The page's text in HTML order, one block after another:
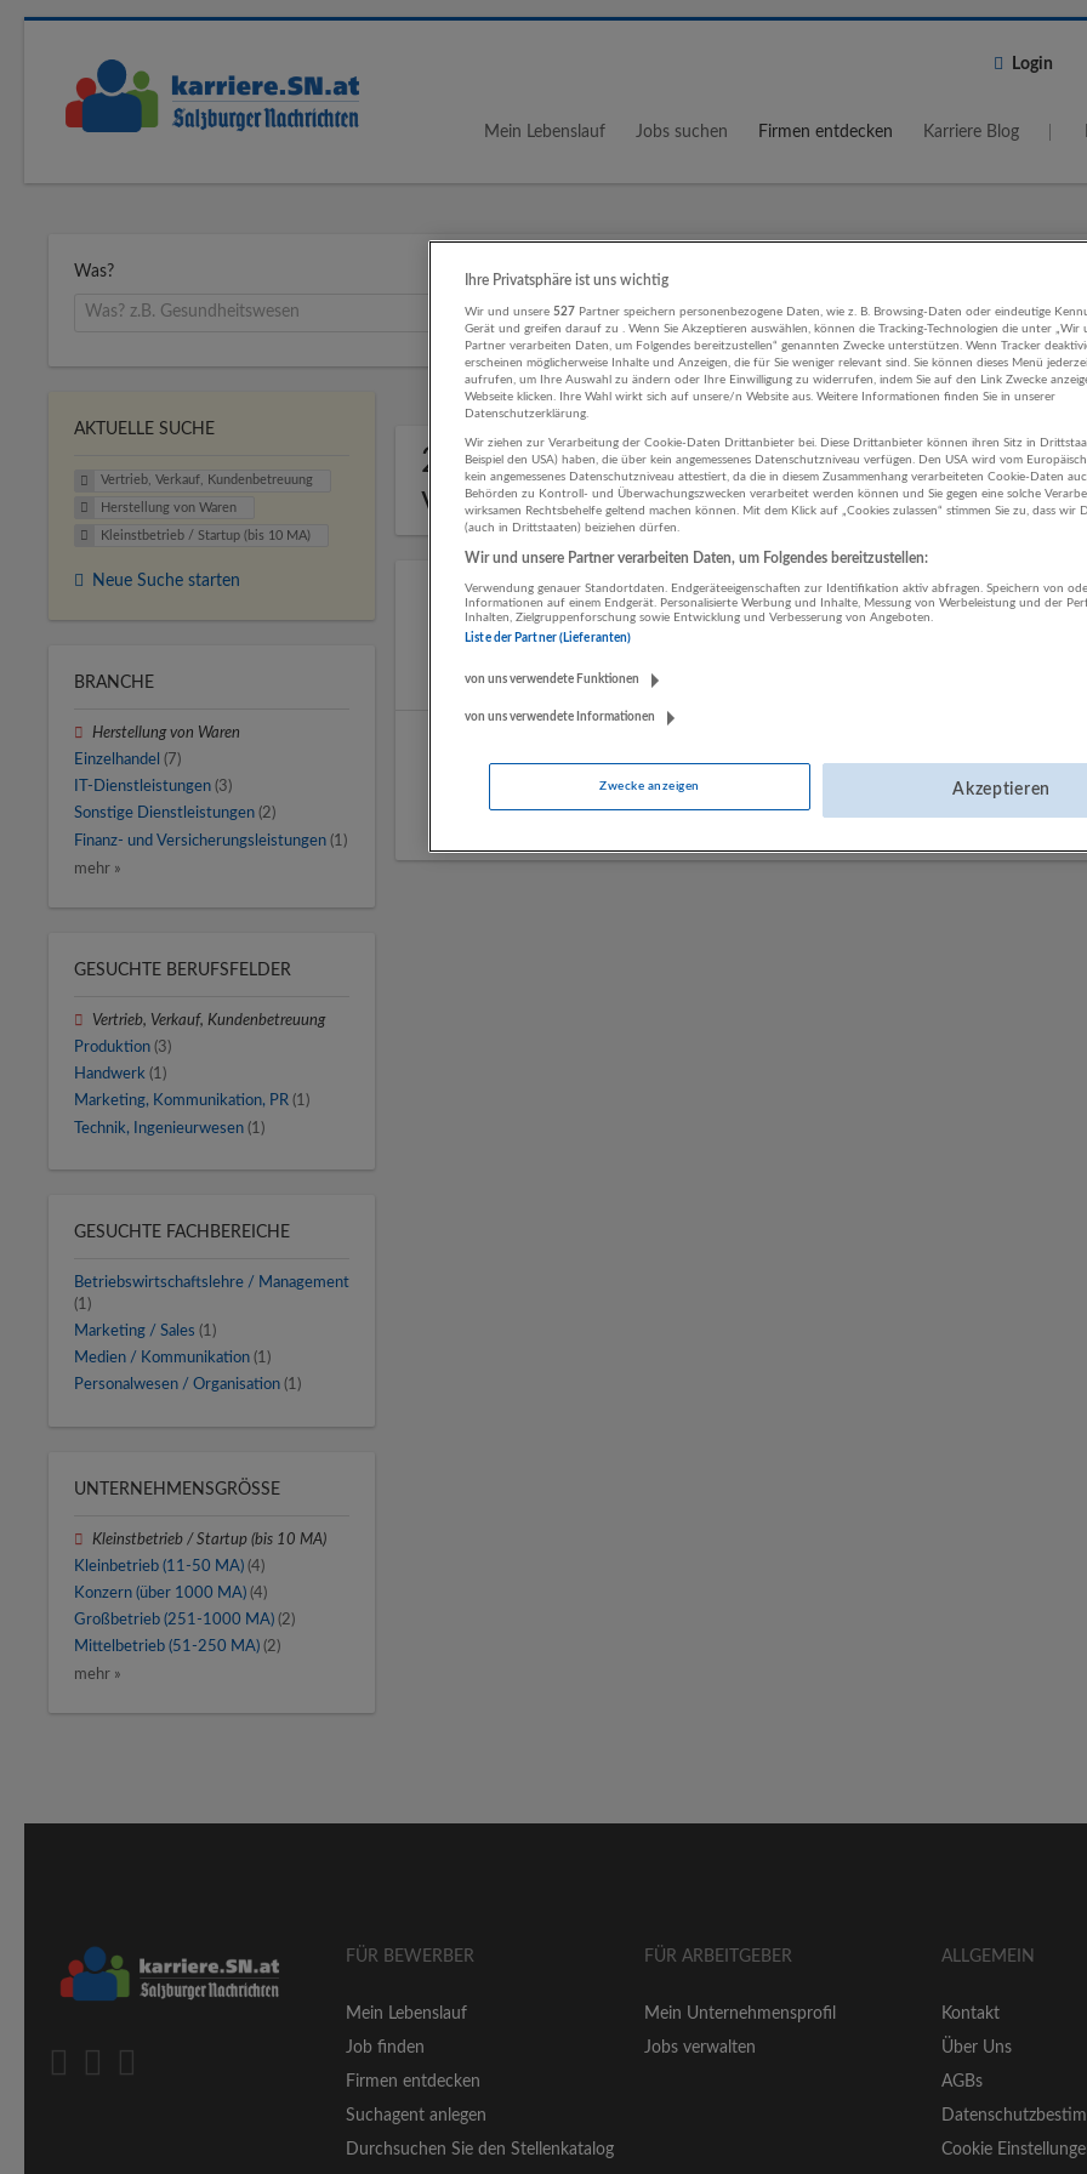
Login
Mein Lebenslauf Jobs suchen Firmen entdecken Karriere Blog
Was? Wo?
5 km
2 Vertrieb, Verkauf, Kundenbetreuung
von Waren Unternehmen
Looops GmbH
Elixhausen
Salzburg
Einzelhandel | Herstellung von Waren
AKTUELLE SUCHE
Vertrieb, Verkauf, Kundenbetreuung
Herstellung von Waren
Kleinstbetrieb / Startup (bis 10 MA)
Neue Suche starten
BRANCHE
Herstellung von Waren
Einzelhandel (7)
IT-Dienstleistungen (3)
Sonstige Dienstleistungen (2)
Finanz- und Versicherungsleistungen (1)
mehr »
GESUCHTE BERUFSFELDER
Vertrieb, Verkauf, Kundenbetreuung
Produktion (3)
Handwerk (1)
Marketing, Kommunikation, PR (1)
Technik, Ingenieurwesen (1)
GESUCHTE FACHBEREICHE
Betriebswirtschaftslehre / Management
(1)
Marketing / Sales (1)
Medien / Kommunikation (1)
Personalwesen / Organisation (1)
UNTERNEHMENSGRÖSSE
Kleinstbetrieb / Startup (bis 10 MA)
Kleinbetrieb (11-50 MA) (4)
Konzern (über 1000 MA) (4)
Großbetrieb (251-1000 MA) (2)
Mittelbetrieb (51-250 MA) (2)
mehr »
FÜR BEWERBER
Mein Lebenslauf
Job finden
Firmen entdecken
Suchagent anlegen
Durchsuchen Sie den Stellenkatalog
FÜR ARBEITGEBER
Mein Unternehmensprofil
Jobs verwalten
ALLGEMEIN
Kontakt
Über Uns
AGBs
Cookie
Ihre Privatsphäre ist uns wichtig
Wir und unsere527 Partner speichern personenbezogene Daten, wie z. B. Browsing-Daten oder eindeutige
Gerät und greifen darauf zu . Wenn Sie Akzeptieren auswählen, können die Tracking-Technologien die unter „Wir
Partner verarbeiten Daten, um Folgendes bereitzustellen“ genannten Zwecke unterstützen. Wenn Tracker
erscheinen möglicherweise Inhalte und Anzeigen, die für Sie weniger relevant sind. Sie können dieses Menü
aufrufen, um Ihre Auswahl zu ändern oder Ihre Einwilligung zu widerrufen, indem Sie auf den Link Zwecke
Webseite klicken. Ihre Wahl wirkt sich auf unsere/n Website aus. Weitere Informationen finden Sie in unserer
Datenschutzerklärung.
Wir ziehen zur Verarbeitung der Cookie-Daten Drittanbieter bei. Diese Drittanbieter können ihren Sitz in
Beispiel den USA) haben, die über kein angemessenes Datenschutzniveau verfügen. Den USA wird vom
kein angemessenes Datenschutzniveau attestiert, da die in diesem Zusammenhang verarbeiteten Cookie-Daten
Behörden zu Kontroll- und Überwachungszwecken verarbeitet werden können und Sie gegen eine solche
wirksamen Rechtsbehelfe geltend machen können. Mit dem Klick auf „Cookies zulassen“ stimmen Sie zu, dass wir
(auch in Drittstaaten) beiziehen dürfen.
Wir und unsere Partner verarbeiten Daten, um Folgendes bereitzustellen:
Verwendung genauer Standortdaten. Endgeräteeigenschaften zur Identifikation aktiv abfragen. Speichern von
Informationen auf einem Endgerät. Personalisierte Werbung und Inhalte, Messung von Werbeleistung und der
Inhalten, Zielgruppenforschung sowie Entwicklung und Verbesserung von Angeboten.
Liste der Partner (Lieferanten)
von uns verwendete Funktionen
von uns verwendete Informationen
Zwecke anzeigen Akzeptieren